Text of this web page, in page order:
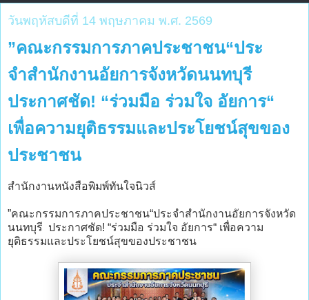
วันพฤหัสบดีที่ 14 พฤษภาคม พ.ศ. 2569
”คณะกรรมการภาคประชาชน“ประ
จําสํานักงานอัยการจังหวัดนนทบุรี
ประกาศชัด! “ร่วมมือ ร่วมใจ อัยการ“
เพื่อความยุติธรรมและประโยชน์สุขของ
ประชาชน
สำนักงานหนังสือพิมพ์ทันใจนิวส์
”คณะกรรมการภาคประชาชน“ประจําสํานักงานอัยการจังหวัด
นนทบุรี ประกาศชัด! “ร่วมมือ ร่วมใจ อัยการ“ เพื่อความ
ยุติธรรมและประโยชน์สุขของประชาชน